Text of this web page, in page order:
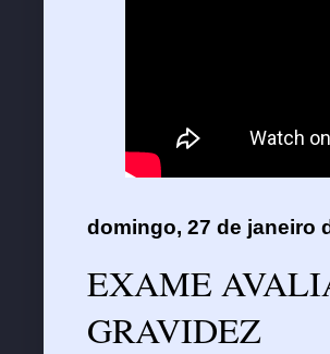
domingo, 27 de janeiro
EXAME
GRAVIDEZ